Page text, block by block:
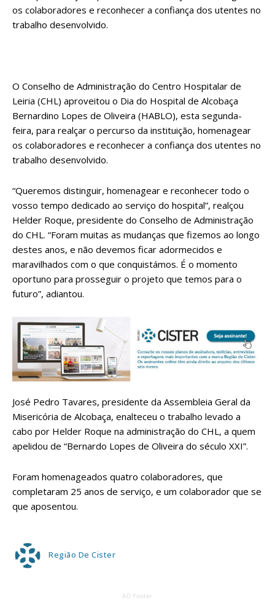
os colaboradores e reconhecer a confiança dos utentes no
trabalho desenvolvido.
O Conselho de Administração do Centro Hospitalar de
Leiria (CHL) aproveitou o Dia do Hospital de Alcobaça
Bernardino Lopes de Oliveira (HABLO), esta segunda-
feira, para realçar o percurso da instituição, homenagear
os colaboradores e reconhecer a confiança dos utentes no
trabalho desenvolvido.
“Queremos distinguir, homenagear e reconhecer todo o
vosso tempo dedicado ao serviço do hospital”, realçou
Helder Roque, presidente do Conselho de Administração
do CHL. “Foram muitas as mudanças que fizemos ao longo
destes anos, e não devemos ficar adormecidos e
maravilhados com o que conquistámos. É o momento
oportuno para prosseguir o projeto que temos para o
futuro”, adiantou.
José Pedro Tavares, presidente da Assembleia Geral da
Misericória de Alcobaça, enalteceu o trabalho levado a
cabo por Helder Roque na administração do CHL, a quem
apelidou de “Bernardo Lopes de Oliveira do século XXI”.
Foram homenageados quatro colaboradores, que
completaram 25 anos de serviço, e um colaborador que se
que aposentou.
Região De Cister
AD Footer